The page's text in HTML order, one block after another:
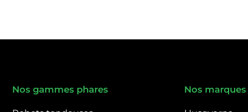
Nos gammes phares Nos marques